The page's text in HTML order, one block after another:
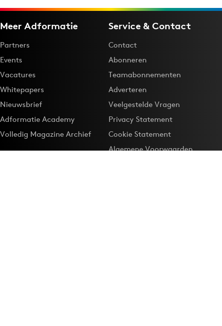
Meer Adformatie
Partners
Events
Vacatures
Whitepapers
Nieuwsbrief
Adformatie Academy
Volledig Magazine Archief
Service & Contact
Contact
Abonneren
Teamabonnementen
Adverteren
Veelgestelde Vragen
Privacy Statement
Cookie Statement
Algemene Voorwaarden